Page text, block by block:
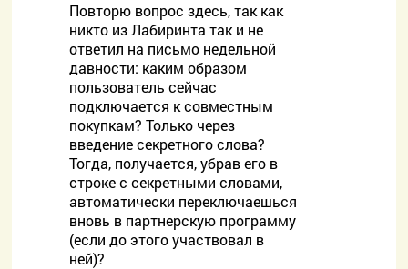
Повторю вопрос здесь, так как
никто из Лабиринта так и не
ответил на письмо недельной
давности: каким образом
пользователь сейчас
подключается к совместным
покупкам? Только через
введение секретного слова?
Тогда, получается, убрав его в
строке с секретными словами,
автоматически переключаешься
вновь в партнерскую программу
(если до этого участвовал в
ней)?